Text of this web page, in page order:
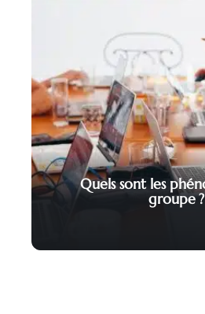
Quels sont les
groupe ?